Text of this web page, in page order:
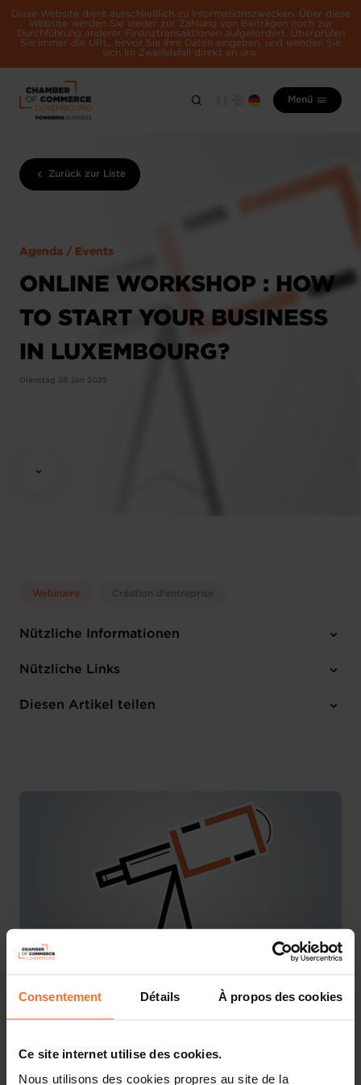
Consentement Détails À propos des cookies
Ce site internet utilise des cookies.
Nous utilisons des cookies propres au site de la
Diese Website dient ausschließlich zu Informationszwecken. Über diese
Website werden Sie weder zur Zahlung von Beiträgen noch zur
Durchführung anderer Finanztransaktionen aufgefordert. Überprüfen
Sie immer die URL, bevor Sie Ihre Daten eingeben, und wenden Sie
sich im Zweifelsfall direkt an uns.
Menü
Zurück zur Liste
Agenda / Events
ONLINE WORKSHOP : HOW
TO START YOUR BUSINESS
IN LUXEMBOURG?
Dienstag 28 Jan 2025
Webinaire Création d'entreprise
Nützliche Informationen
Dienstag 28 Jan 2025
Online Workshop
Nützliche Links
Anmelden
Diesen Artikel teilen
You are starting a business from scratch or buying an
point of contact for entrepreneurs.